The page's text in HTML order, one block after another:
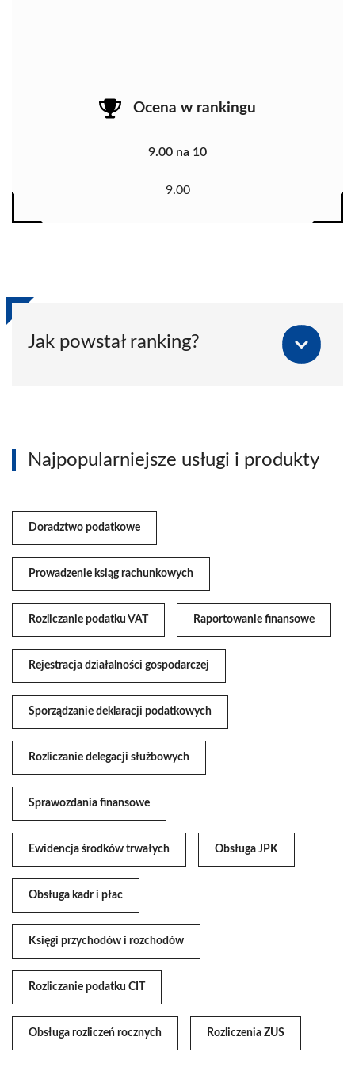
Ocena w rankingu
9.00 na 10
9.00
Jak powstał ranking?
Najpopularniejsze usługi i produkty
Doradztwo podatkowe
Prowadzenie ksiąg rachunkowych
Rozliczanie podatku VAT Raportowanie finansowe
Rejestracja działalności gospodarczej
Sporządzanie deklaracji podatkowych
Rozliczanie delegacji służbowych
Sprawozdania finansowe
Ewidencja środków trwałych Obsługa JPK
Obsługa kadr i płac
Księgi przychodów i rozchodów
Rozliczanie podatku CIT
Obsługa rozliczeń rocznych Rozliczenia ZUS